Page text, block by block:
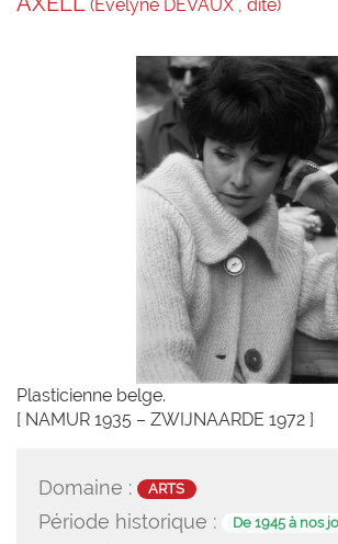
(Évelyne DEVAUX , dite)
Plasticienne belge.
[ NAMUR 1935 – ZWIJNAARDE 1972 ]
Domaine : ARTS
Période historique : De 1945 à nos